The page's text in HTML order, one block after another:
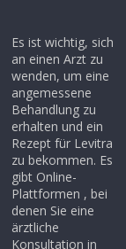
Es ist wichtig, sich
an einen Arzt zu
wenden, um eine
angemessene
Behandlung zu
erhalten und ein
Rezept für Levitra
zu bekommen. Es
gibt Online-
Plattformen , bei
denen Sie eine
ärztliche
Konsultation in